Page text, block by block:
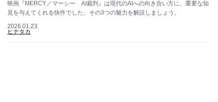
映画『MERCY／マーシー AI裁判』は現代のAIへの向き合い方に、重要な知
見を与えてくれる快作でした。その3つの魅力を解説しましょう。
2026.01.23
ヒナタカ